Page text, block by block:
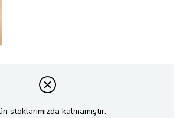
stoklarımızda kalmamıştır.